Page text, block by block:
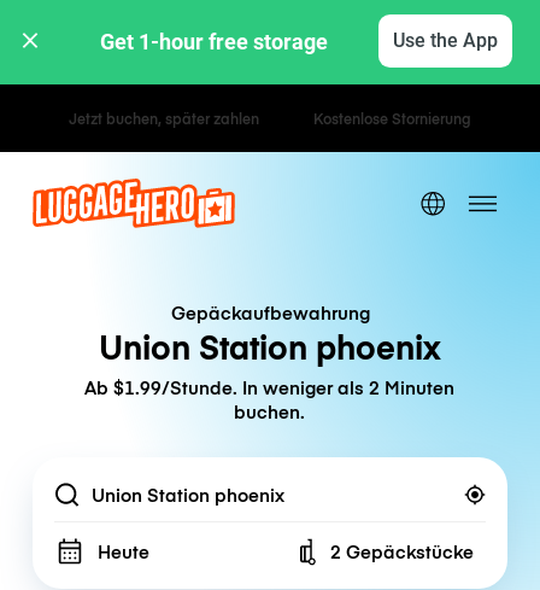
Get 1-hour free storage Use the App
Stunden- / Tagestarife
Gepäckaufbewahrung
Union Station phoenix
Ab $1.99/Stunde. In weniger als 2 Minuten
buchen.
Location
Heute Number of bags
2 Gepäckstücke